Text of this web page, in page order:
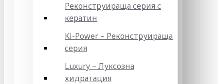
Реконструираща серия с
кератин
Ki-Power – Реконструираща
серия
Luxury – Луксозна
хидратация